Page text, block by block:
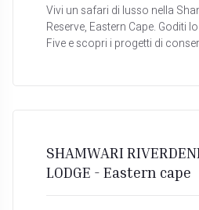
Vivi un safari di lusso nella
Reserve, Eastern Cape. Goditi
Five e scopri i progetti di
SHAMWARI
LODGE - Eastern cape